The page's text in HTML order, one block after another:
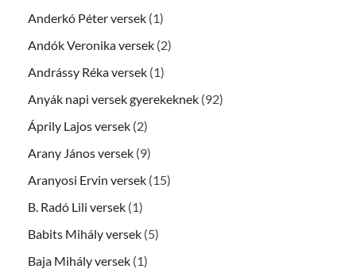
Anderkó Péter versek (1)
Andók Veronika versek (2)
Andrássy Réka versek (1)
Anyák napi versek gyerekeknek (92)
Áprily Lajos versek (2)
Arany János versek (9)
Aranyosi Ervin versek (15)
B. Radó Lili versek (1)
Babits Mihály versek (5)
Baja Mihály versek (1)